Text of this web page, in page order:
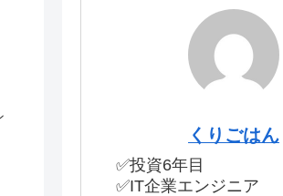
くりごはん
✅投資6年目
✅IT企業エンジニア